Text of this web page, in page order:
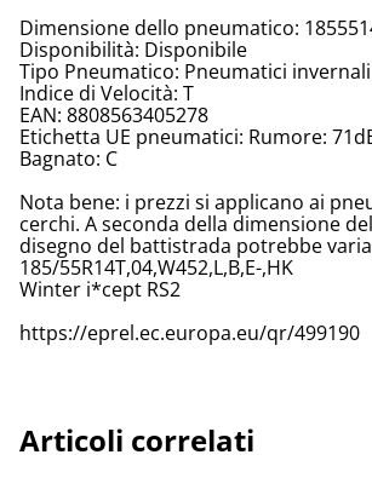
Dimensione dello pneumatico:
Disponibilità: Disponibile
Tipo Pneumatico: Pneumatici invernali
Indice di Velocità: T
EAN: 8808563405278
Etichetta UE pneumatici: Rumore:
Bagnato: C
Nota bene: i prezzi si applicano ai
cerchi. A seconda della dimensione
disegno del battistrada potrebbe
185/55R14T,04,W452,L,B,E-,HK
Winter i*cept RS2
https://eprel.ec.europa.eu/qr/499190
Articoli correlati